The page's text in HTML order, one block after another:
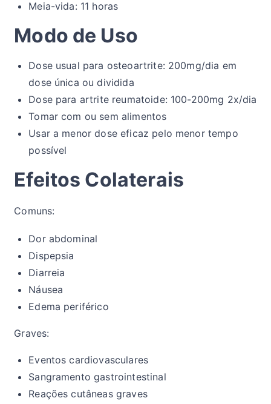
Meia-vida: 11 horas
Modo de Uso
Dose usual para osteoartrite: 200mg/dia em
dose única ou dividida
Dose para artrite reumatoide: 100-200mg 2x/dia
Tomar com ou sem alimentos
Usar a menor dose eficaz pelo menor tempo
possível
Efeitos Colaterais
Comuns:
Dor abdominal
Dispepsia
Diarreia
Náusea
Edema periférico
Graves:
Eventos cardiovasculares
Sangramento gastrointestinal
Reações cutâneas graves